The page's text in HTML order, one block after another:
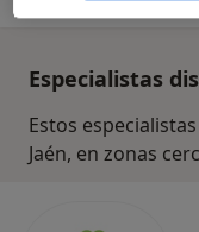
Especialistas
Estos
Jaén, en zonas